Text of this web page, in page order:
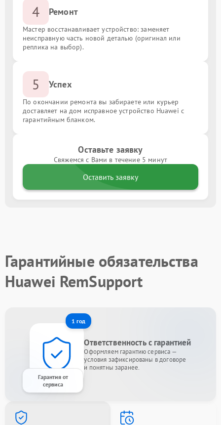
4 Ремонт
Мастер восстанавливает устройство: заменяет
неисправную часть новой деталью (оригинал или
реплика на выбор).
5 Успех
По окончании ремонта вы забираете или курьер
доставляет на дом исправное устройство Huawei с
гарантийным бланком.
Оставьте заявку
Свяжемся с Вами в течение 5 минут
Оставить заявку
Гарантийные обязательства
Huawei RemSupport
1 год
Гарантия от
сервиса
Ответственность с гарантией
Оформляем гарантию сервиса —
условия зафиксированы в договоре
и понятны заранее.